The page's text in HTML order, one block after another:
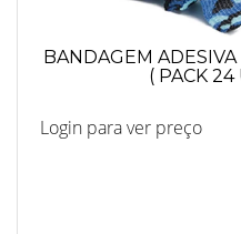
BANDAGEM
( PACK
Login para ver preço